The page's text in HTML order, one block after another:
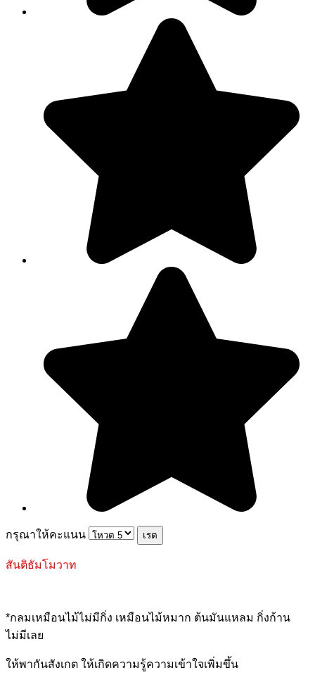
กรุณาให้คะแนน
สันติธัมโมวาท
*กลมเหมือนไม้ไม่มีกิ่ง เหมือนไม้หมาก ต้นมันแหลม กิ่งก้าน
ไม่มีเลย
ให้พากันสังเกต ให้เกิดความรู้ความเข้าใจเพิ่มขึ้น